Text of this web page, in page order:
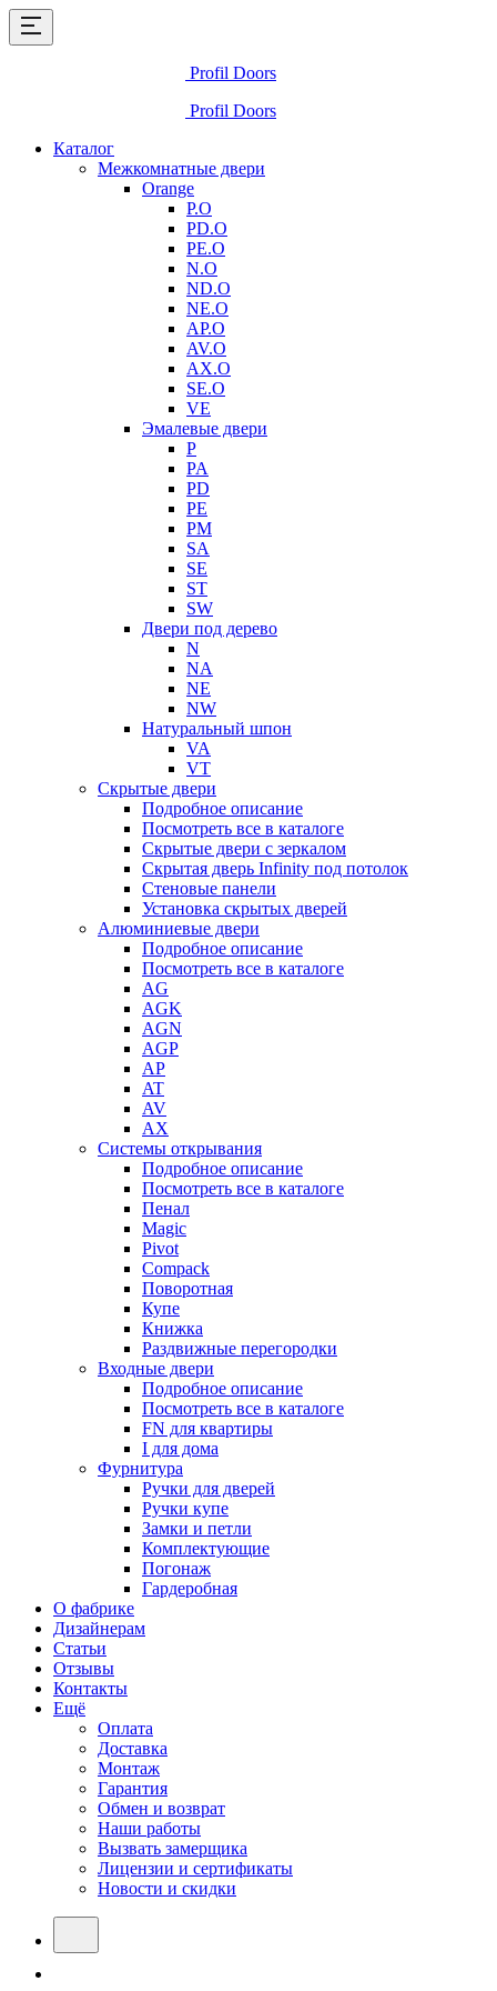
Profil Doors
Profil Doors
Каталог
Межкомнатные двери
Orange
P.O
PD.O
PE.O
N.O
ND.O
NE.O
AP.O
AV.O
AX.O
SE.O
VE
Эмалевые двери
P
PA
PD
PE
PM
SA
SE
ST
SW
Двери под дерево
N
NA
NE
NW
Натуральный шпон
VA
VT
Скрытые двери
Подробное описание
Посмотреть все в каталоге
Скрытые двери с зеркалом
Скрытая дверь Infinity под потолок
Стеновые панели
Установка скрытых дверей
Алюминиевые двери
Подробное описание
Посмотреть все в каталоге
AG
AGK
AGN
AGP
AP
AT
AV
AX
Системы открывания
Подробное описание
Посмотреть все в каталоге
Пенал
Magic
Pivot
Compack
Поворотная
Купе
Книжка
Раздвижные перегородки
Входные двери
Подробное описание
Посмотреть все в каталоге
FN для квартиры
I для дома
Фурнитура
Ручки для дверей
Ручки купе
Замки и петли
Комплектующие
Погонаж
Гардеробная
О фабрике
Дизайнерам
Статьи
Отзывы
Контакты
Ещё
Оплата
Доставка
Монтаж
Гарантия
Обмен и возврат
Наши работы
Вызвать замерщика
Лицензии и сертификаты
Новости и скидки